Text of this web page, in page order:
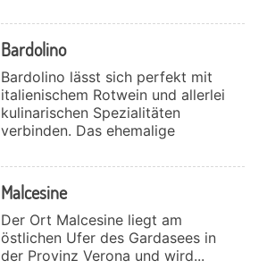
Bardolino
Bardolino lässt sich perfekt mit
italienischem Rotwein und allerlei
kulinarischen Spezialitäten
verbinden. Das ehemalige
Malcesine
Der Ort Malcesine liegt am
östlichen Ufer des Gardasees in
der Provinz Verona und wird...